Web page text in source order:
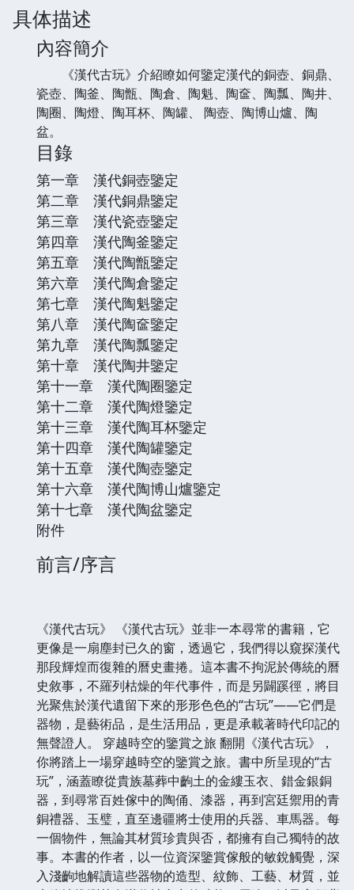
具体描述
內容簡介
《漢代古玩》介紹瞭如何鑒定漢代的銅壺、銅鼎、
瓷壺、陶釜、陶甑、陶倉、陶魁、陶奩、陶瓢、陶井、
陶圈、陶燈、陶耳杯、陶罐、 陶壺、陶博山爐、陶
盆。
目錄
第一章 漢代銅壺鑒定
第二章 漢代銅鼎鑒定
第三章 漢代瓷壺鑒定
第四章 漢代陶釜鑒定
第五章 漢代陶甑鑒定
第六章 漢代陶倉鑒定
第七章 漢代陶魁鑒定
第八章 漢代陶奩鑒定
第九章 漢代陶瓢鑒定
第十章 漢代陶井鑒定
第十一章 漢代陶圈鑒定
第十二章 漢代陶燈鑒定
第十三章 漢代陶耳杯鑒定
第十四章 漢代陶罐鑒定
第十五章 漢代陶壺鑒定
第十六章 漢代陶博山爐鑒定
第十七章 漢代陶盆鑒定
附件
前言/序言
《漢代古玩》 《漢代古玩》並非一本尋常的書籍，它
更像是一扇塵封已久的窗，透過它，我們得以窺探漢代
那段輝煌而復雜的曆史畫捲。這本書不拘泥於傳統的曆
史敘事，不羅列枯燥的年代事件，而是另闢蹊徑，將目
光聚焦於漢代遺留下來的形形色色的“古玩”——它們是
器物，是藝術品，是生活用品，更是承載著時代印記的
無聲證人。 穿越時空的鑒賞之旅 翻開《漢代古玩》，
你將踏上一場穿越時空的鑒賞之旅。書中所呈現的“古
玩”，涵蓋瞭從貴族墓葬中齣土的金縷玉衣、錯金銀銅
器，到尋常百姓傢中的陶俑、漆器，再到宮廷禦用的青
銅禮器、玉璧，直至邊疆將士使用的兵器、車馬器。每
一個物件，無論其材質珍貴與否，都擁有自己獨特的故
事。本書的作者，以一位資深鑒賞傢般的敏銳觸覺，深
入淺齣地解讀這些器物的造型、紋飾、工藝、材質，並